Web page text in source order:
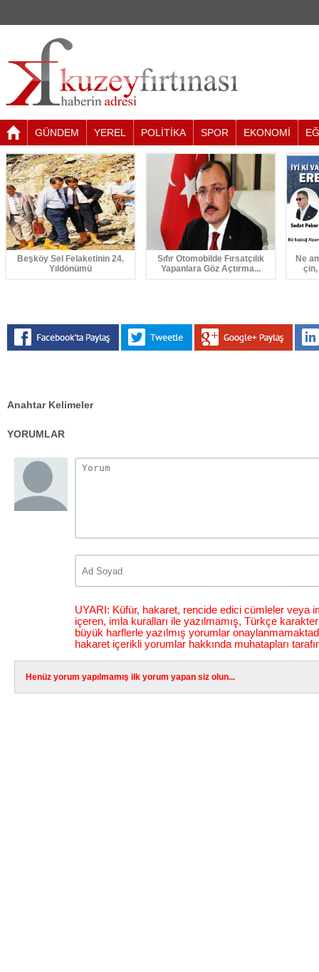
GÜNDEM YEREL POLİTİKA SPOR EKONOMİ
Beşköy Sel Felaketinin 24.
Yıldönümü
Sıfır Otomobilde Fırsatçılık
Yapanlara Göz Açtırma...
Ne
Anahtar Kelimeler
YORUMLAR
UYARI: Küfür, hakaret, rencide edici cümleler veya
içeren, imla kuralları ile yazılmamış, Türkçe
büyük harflerle yazılmış yorumlar
hakaret içerikli yorumlar hakkında muhatapları
Henüz yorum yapılmamış ilk yorum yapan siz olun...